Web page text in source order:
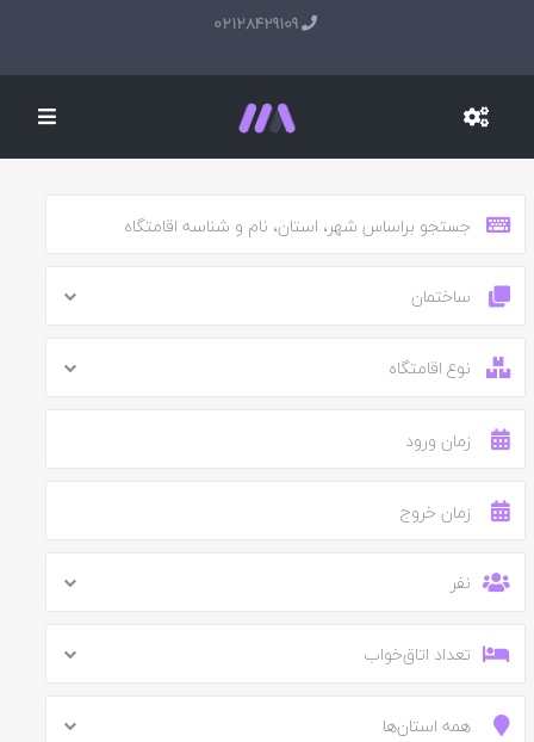
02128429109
ساختمان
نوع اقامتگاه
نفر
تعداد اتاق‌خواب
همه استان‌ها